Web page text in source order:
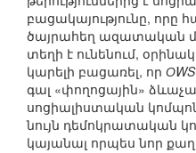
բացակայությունը, որը
ծայրահեղ ազատական
տեղի է ունենում,
կարելի բացառել, որ ОWS
գալ «փողոցային»
սոցիալիստական
նույն դեմոկրատական
կայանալ որպես նոր